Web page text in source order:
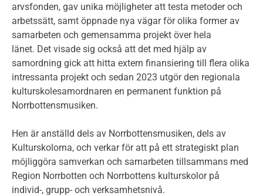
arvsfonden, gav unika möjligheter att testa metoder och
arbetssätt, samt öppnade nya vägar för olika former av
samarbeten och gemensamma projekt över hela
länet. Det visade sig också att det med hjälp av
samordning gick att hitta extern finansiering till flera olika
intressanta projekt och sedan 2023 utgör den regionala
kulturskolesamordnaren en permanent funktion på
Norrbottensmusiken.
Hen är anställd dels av Norrbottensmusiken, dels av
Kulturskolorna, och verkar för att på ett strategiskt plan
möjliggöra samverkan och samarbeten tillsammans med
Region Norrbotten och Norrbottens kulturskolor på
individ-, grupp- och verksamhetsnivå.